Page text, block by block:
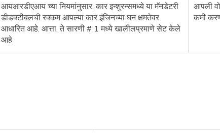
आयआरडीएआय च्या नियमांनुसार, कार इन्शुरन्समध्ये या मॅनडेटरी
डीडक्टीबलची रक्कम आपल्या कार इंजिनच्या घन क्षमतेवर
आधारित आहे. आत्ता, ते सारणी # 1 मध्ये खालीलप्रमाणे सेट केले
आहे
आपली
कमी